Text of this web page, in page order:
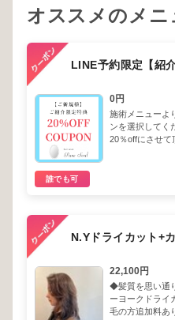
オススメのメニ
LINE予約限定【紹
0円
施術メニューよ
ンを選択してく
20％offにさせて
誰でも可
N.Yドライカット+
22,100円
◆髪質を思い通
ーヨークドラ
毛の方追加料あ